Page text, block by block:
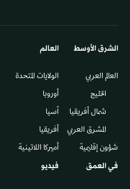
الشرق الأوسط​
العالم العربي
الخليج
شمال أفريقيا
المشرق العربي
شؤون إقليمية
العالم
الولايات المتحدة
أوروبا
آسيا
أفريقيا
أميركا اللاتينية
في العمق فيديو